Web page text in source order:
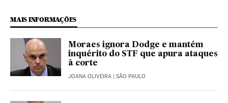
MAIS INFORMAÇÕES
Moraes ignora Dodge e mantém
inquérito do STF que apura ataques
à corte
JOANA OLIVEIRA | SÃO PAULO